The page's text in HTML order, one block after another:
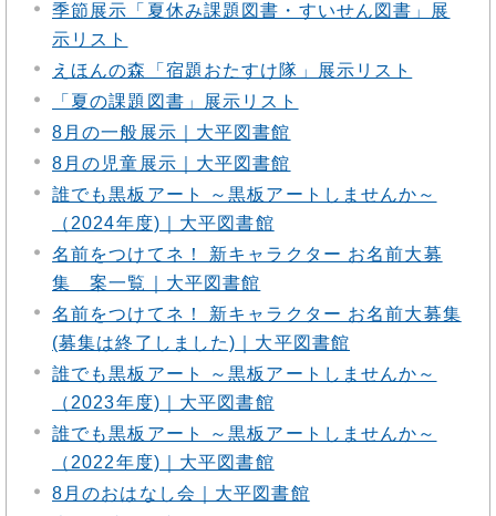
季節展示「夏休み課題図書・すいせん図書」展
示リスト
えほんの森「宿題おたすけ隊」展示リスト
「夏の課題図書」展示リスト
8月の一般展示｜大平図書館
8月の児童展示｜大平図書館
誰でも黒板アート ～黒板アートしませんか～
（2024年度)｜大平図書館
名前をつけてネ！ 新キャラクター お名前大募
集 案一覧｜大平図書館
名前をつけてネ！ 新キャラクター お名前大募集
(募集は終了しました)｜大平図書館
誰でも黒板アート ～黒板アートしませんか～
（2023年度)｜大平図書館
誰でも黒板アート ～黒板アートしませんか～
（2022年度)｜大平図書館
8月のおはなし会｜大平図書館